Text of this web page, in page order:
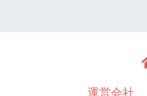
運営会社